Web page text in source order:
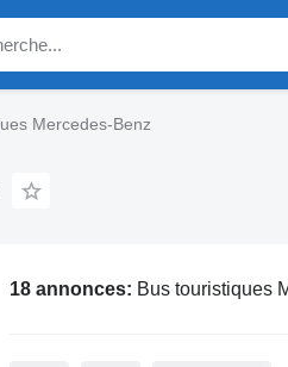
Mercedes-Benz
18 annonces: Bus touristiques